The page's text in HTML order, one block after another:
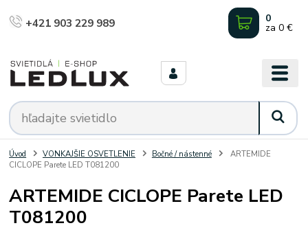
+421 903 229 989 0
za 0 €
Úvod VONKAJŠIE OSVETLENIE Bočné / nástenné
ARTEMIDE
CICLOPE Parete LED T081200
ARTEMIDE CICLOPE Parete LED
T081200